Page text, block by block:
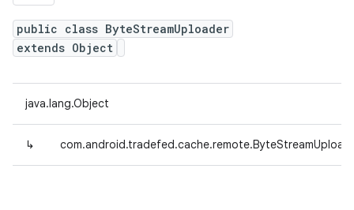
public class ByteStreamUploader
extends Object
java.lang.Object
↳